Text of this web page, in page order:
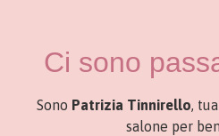
Ci sono
Sono Patrizia Tinnirello,
salone per ben